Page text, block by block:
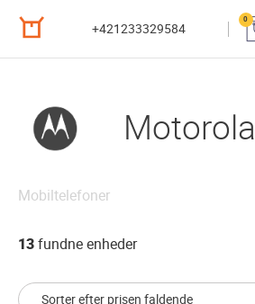
+421233329584
0
Motorola
Mobiltelefoner
13 fundne enheder